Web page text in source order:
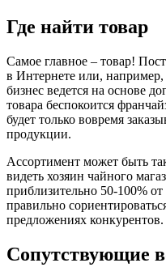
Где найти товар
Самое главное – товар!
в Интернете или,
бизнес ведется на основе
товара беспокоится
будет только вовремя
продукции.
Ассортимент может быть
видеть хозяин чайного
приблизительно 50-100%
правильно
предложениях конкурентов.
Сопутствующие